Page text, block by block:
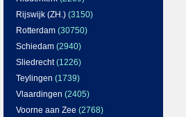
Rijswijk (ZH.) (3150)
Rotterdam (30750)
Schiedam (2940)
Sliedrecht(1226)
Teylingen (1739)
Vlaardingen (2405)
Voorne aan Zee (2768)